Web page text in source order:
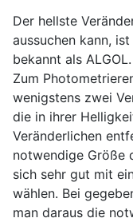
Der hellste
aussuchen kann,
bekannt als
Zum
wenigstens zwei
die in ihrer
Veränderlichen
notwendige Größe
sich sehr gut mit
wählen. Bei
man daraus die